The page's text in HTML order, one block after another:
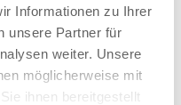
Informationen zu Ihrer
unsere Partner für
weiter. Unsere
möglicherweise mit
ihnen bereitgestellt
dass
Aminosäuren versorgt